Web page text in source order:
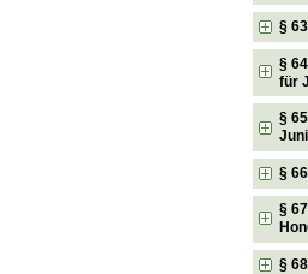
§
§
für
§
§
§
§